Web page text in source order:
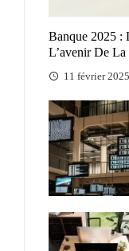
Banque 2025 :
L’avenir De La
11 février 2025